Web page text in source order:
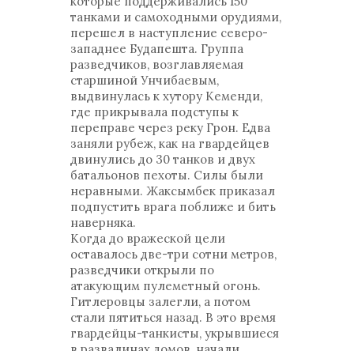
танками и самоходными орудиями,
перешел в наступление северо-
западнее Будапешта. Группа
разведчиков, возглавляемая
старшиной Унчибаевым,
выдвинулась к хутору Кеменди,
где прикрывала подступы к
переправе через реку Грон. Едва
заняли рубеж, как на гвардейцев
двинулись до 30 танков и двух
батальонов пехоты. Силы были
неравными. Жаксымбек приказал
подпустить врага поближе и бить
наверняка.
Когда до вражеской цели
оставалось две-три сотни метров,
разведчики открыли по
атакующим пулеметный огонь.
Гитлеровцы залегли, а потом
стали пятиться назад. В это время
гвардейцы-танкисты, укрывшиеся